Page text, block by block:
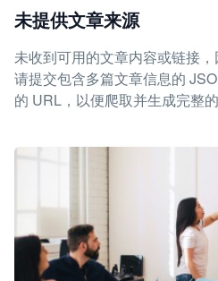
未提供文章来源
未收到可用的文章内容或链接，
请提交包含多篇文章信息的
的 URL，以便爬取并生成完整